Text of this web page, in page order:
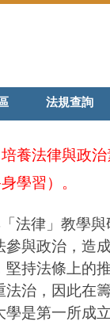
法規查詢
養法律與政治
學習）。
法律」教學
與政治，造
持法條上的
治，因此在
是第一所成